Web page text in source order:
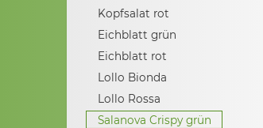
Kopfsalat rot
Eichblatt grün
Eichblatt rot
Lollo Bionda
Lollo Rossa
Salanova Crispy grün